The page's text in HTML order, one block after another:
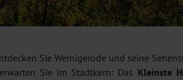
Sie Wernigerode und seine
Sie im Stadtkern: Das Kleinste